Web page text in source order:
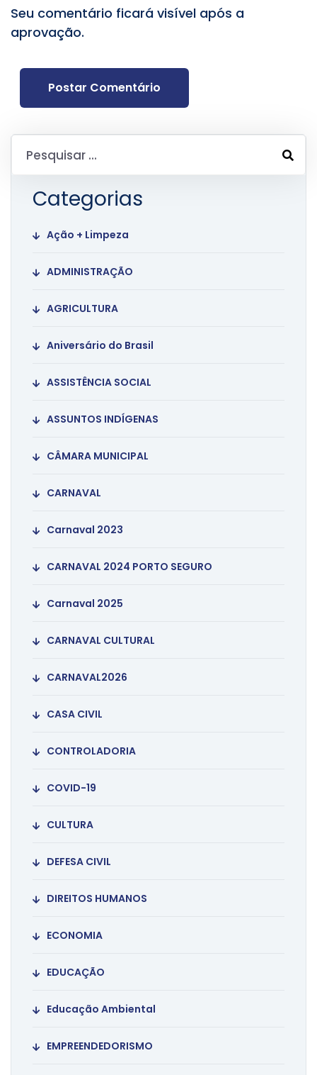
Seu comentário ficará visível após a
aprovação.
Postar Comentário
Categorias
Ação + Limpeza
ADMINISTRAÇÃO
AGRICULTURA
Aniversário do Brasil
ASSISTÊNCIA SOCIAL
ASSUNTOS INDÍGENAS
CÂMARA MUNICIPAL
CARNAVAL
Carnaval 2023
CARNAVAL 2024 PORTO SEGURO
Carnaval 2025
CARNAVAL CULTURAL
CARNAVAL2026
CASA CIVIL
CONTROLADORIA
COVID-19
CULTURA
DEFESA CIVIL
DIREITOS HUMANOS
ECONOMIA
EDUCAÇÃO
Educação Ambiental
EMPREENDEDORISMO